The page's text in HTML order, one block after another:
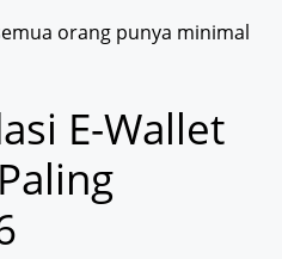
orang punya minimal
E-Wallet